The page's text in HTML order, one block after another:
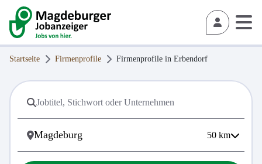
Startseite Firmenprofile Firmenprofile in Erbendorf
50 km